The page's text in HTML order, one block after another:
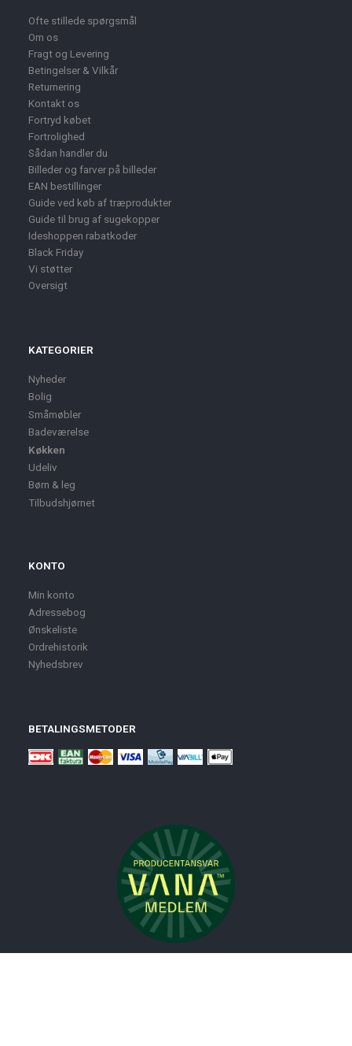
Ofte stillede spørgsmål
Om os
Fragt og Levering
Betingelser & Vilkår
Returnering
Kontakt os
Fortryd købet
Fortrolighed
Sådan handler du
Billeder og farver på billeder
EAN bestillinger
Guide ved køb af træprodukter
Guide til brug af sugekopper
Ideshoppen rabatkoder
Black Friday
Vi støtter
Oversigt
KATEGORIER
Nyheder
Bolig
Småmøbler
Badeværelse
Køkken
Udeliv
Børn & leg
Tilbudshjørnet
KONTO
Min konto
Adressebog
Ønskeliste
Ordrehistorik
Nyhedsbrev
BETALINGSMETODER